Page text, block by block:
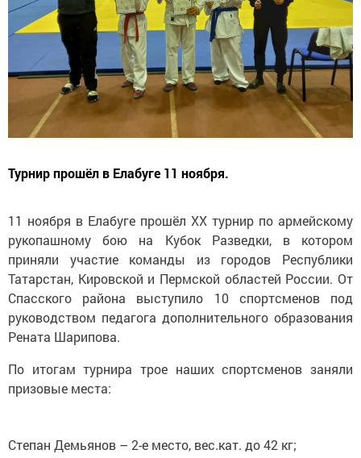
Турнир прошёл в Елабуге 11 ноября.
11 ноября в Елабуге прошёл XX турнир по армейскому
рукопашному бою на Кубок Разведки, в котором
приняли участие команды из городов Республики
Татарстан, Кировской и Пермской областей России. От
Спасского района выступило 10 спортсменов под
руководством педагога дополнительного образования
Рената Шарипова.
По итогам турнира трое наших спортсменов заняли
призовые места:
Степан Демьянов – 2-е место, вес.кат. до 42 кг;